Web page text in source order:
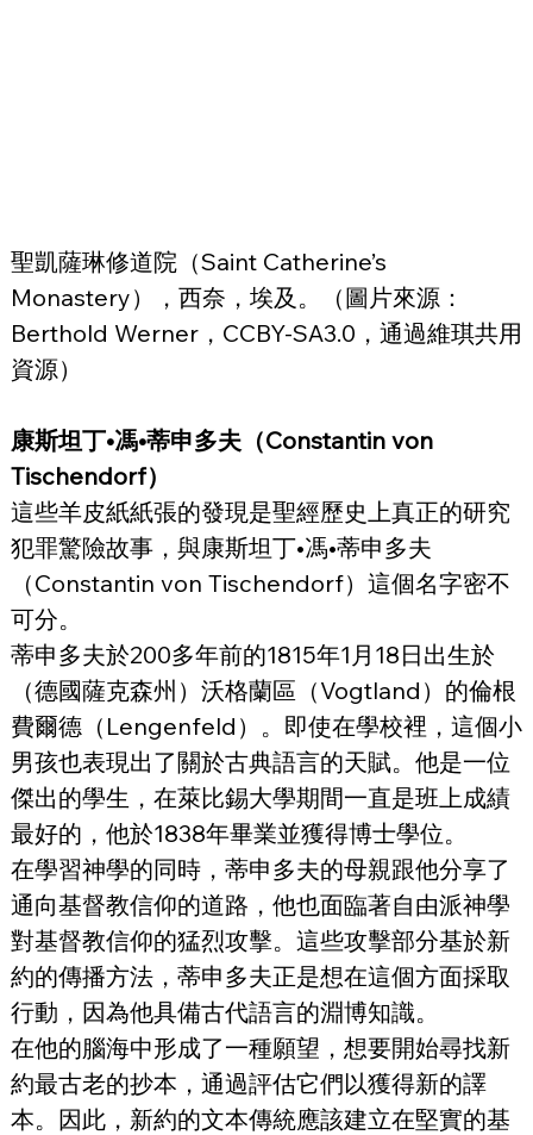
聖凱薩琳修道院（Saint Catherine’s
Monastery），西奈，埃及。（圖片來源：
Berthold Werner，CCBY-SA3.0，通過維琪共用
資源）
康斯坦丁•馮•蒂申多夫（Constantin von
Tischendorf）
這些羊皮紙紙張的發現是聖經歷史上真正的研究
犯罪驚險故事，與康斯坦丁•馮•蒂申多夫
（Constantin von Tischendorf）這個名字密不
可分。
蒂申多夫於200多年前的1815年1月18日出生於
（德國薩克森州）沃格蘭區（Vogtland）的倫根
費爾德（Lengenfeld）。即使在學校裡，這個小
男孩也表現出了關於古典語言的天賦。他是一位
傑出的學生，在萊比錫大學期間一直是班上成績
最好的，他於1838年畢業並獲得博士學位。
在學習神學的同時，蒂申多夫的母親跟他分享了
通向基督教信仰的道路，他也面臨著自由派神學
對基督教信仰的猛烈攻擊。這些攻擊部分基於新
約的傳播方法，蒂申多夫正是想在這個方面採取
行動，因為他具備古代語言的淵博知識。
在他的腦海中形成了一種願望，想要開始尋找新
約最古老的抄本，通過評估它們以獲得新的譯
本。因此，新約的文本傳統應該建立在堅實的基